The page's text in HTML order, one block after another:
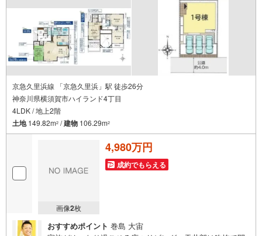
京急久里浜線 「京急久里浜」駅 徒歩26分
神奈川県横須賀市ハイランド4丁目
4LDK / 地上2階
土地149.82m2 /建物 106.29m2
画像2枚
4,980万円
成約でもらえる
おすすめポイント 巻島 大宙